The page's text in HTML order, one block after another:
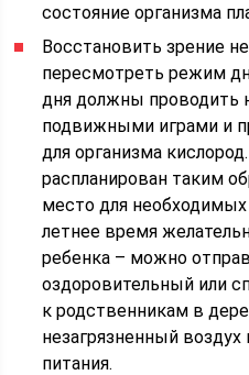
состояние организма
Восстановить зрение
пересмотреть режим
дня должны проводить
подвижными играми и
для организма
распланирован таким
место для необходимых
летнее время
ребенка – можно
оздоровительный или
к родственникам в
незагрязненный
питания.